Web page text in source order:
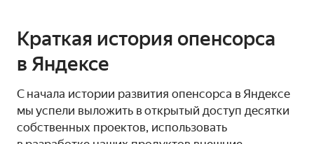
Краткая история опенсорса
в Яндексе
С начала истории развития опенсорса в Яндексе
мы успели выложить в открытый доступ десятки
собственных проектов, использовать